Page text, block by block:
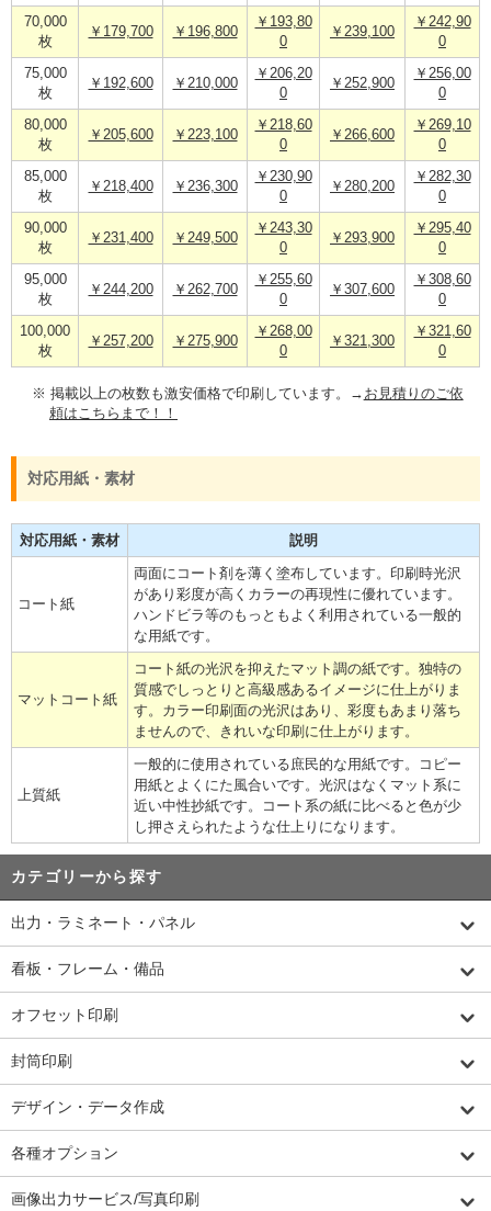
70,000
枚
￥179,700 ￥196,800
￥193,80
0
￥239,100
￥242,90
0
75,000
枚
￥192,600 ￥210,000
￥206,20
0
￥252,900
￥256,00
0
80,000
枚
￥205,600 ￥223,100
￥218,60
0
￥266,600
￥269,10
0
85,000
枚
￥218,400 ￥236,300
￥230,90
0
￥280,200
￥282,30
0
90,000
枚
￥231,400 ￥249,500
￥243,30
0
￥293,900
￥295,40
0
95,000
枚
￥244,200 ￥262,700
￥255,60
0
￥307,600
￥308,60
0
100,000
枚
￥257,200 ￥275,900
￥268,00
0
￥321,300
￥321,60
0
※ 掲載以上の枚数も激安価格で印刷しています。→ お見積りのご依
頼はこちらまで！！
対応用紙・素材
対応用紙・素材 説明
コート紙
両面にコート剤を薄く塗布しています。印刷時光沢
があり彩度が高くカラーの再現性に優れています。
ハンドビラ等のもっともよく利用されている一般的
な用紙です。
マットコート紙
コート紙の光沢を抑えたマット調の紙です。独特の
質感でしっとりと高級感あるイメージに仕上がりま
す。カラー印刷面の光沢はあり、彩度もあまり落ち
ませんので、きれいな印刷に仕上がります。
上質紙
一般的に使用されている庶民的な用紙です。コピー
用紙とよくにた風合いです。光沢はなくマット系に
近い中性抄紙です。コート系の紙に比べると色が少
し押さえられたような仕上りになります。
カテゴリーから探す
出力・ラミネート・パネル
看板・フレーム・備品
オフセット印刷
封筒印刷
デザイン・データ作成
各種オプション
画像出力サービス/写真印刷